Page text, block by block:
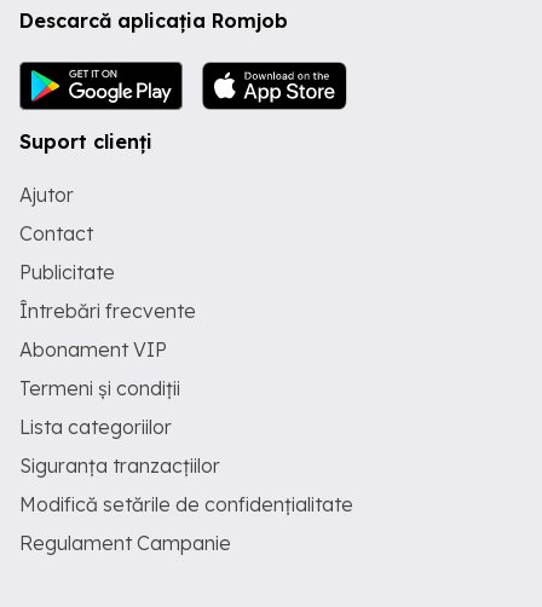
Descarcă aplicația Romjob
Suport clienți
Ajutor
Contact
Publicitate
Întrebări frecvente
Abonament VIP
Termeni și condiții
Lista categoriilor
Siguranța tranzacțiilor
Modifică setările de confidențialitate
Regulament Campanie